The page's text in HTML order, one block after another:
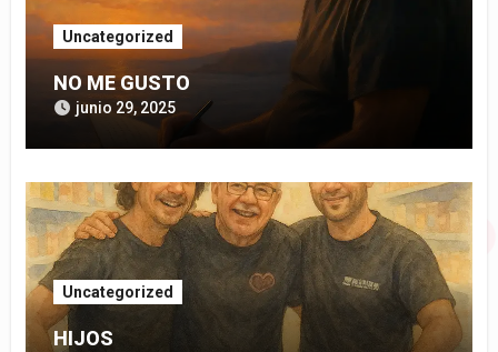
Uncategorized
NO ME GUSTO
junio 29, 2025
Uncategorized
HIJOS